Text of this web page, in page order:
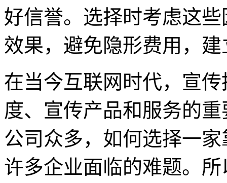
好信誉。选择时考虑这
效果，避免隐形费用，
在当今互联网时代，宣
度、宣传产品和服务的
公司众多，如何选择一
许多企业面临的难题。